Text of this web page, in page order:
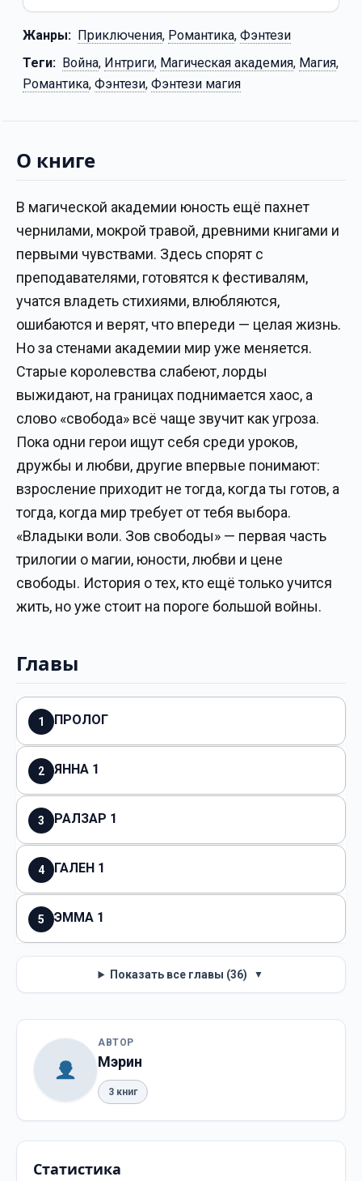
Жанры: Приключения, Романтика, Фэнтези
Теги: Война, Интриги, Магическая академия, Магия,
Романтика, Фэнтези, Фэнтези магия
О книге
В магической академии юность ещё пахнет
чернилами, мокрой травой, древними книгами и
первыми чувствами. Здесь спорят с
преподавателями, готовятся к фестивалям,
учатся владеть стихиями, влюбляются,
ошибаются и верят, что впереди — целая жизнь.
Но за стенами академии мир уже меняется.
Старые королевства слабеют, лорды
выжидают, на границах поднимается хаос, а
слово «свобода» всё чаще звучит как угроза.
Пока одни герои ищут себя среди уроков,
дружбы и любви, другие впервые понимают:
взросление приходит не тогда, когда ты готов, а
тогда, когда мир требует от тебя выбора.
«Владыки воли. Зов свободы» — первая часть
трилогии о магии, юности, любви и цене
свободы. История о тех, кто ещё только учится
жить, но уже стоит на пороге большой войны.
Главы
1 ПРОЛОГ
2 ЯННА 1
3 РАЛЗАР 1
4 ГАЛЕН 1
5 ЭММА 1
Показать все главы (36) ▼
АВТОР
Мэрин
3 книг
Статистика